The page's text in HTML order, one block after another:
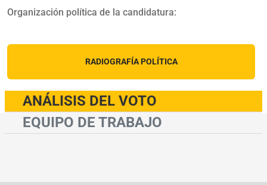
Organización política de la candidatura:
RADIOGRAFÍA POLÍTICA
ANÁLISIS DEL VOTO
EQUIPO DE TRABAJO